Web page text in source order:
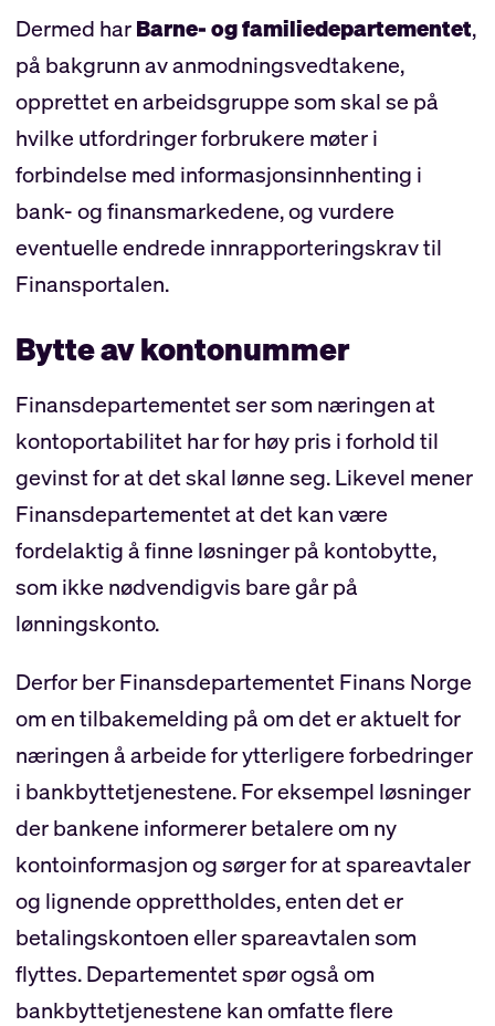
Dermed harBarne- og familiedepartementet,
på bakgrunn av anmodningsvedtakene,
opprettet en arbeidsgruppe som skal se på
hvilke utfordringer forbrukere møter i
forbindelse med informasjonsinnhenting i
bank- og finansmarkedene, og vurdere
eventuelle endrede innrapporteringskrav til
Finansportalen.
Bytte av kontonummer
Finansdepartementet ser som næringen at
kontoportabilitet har for høy pris i forhold til
gevinst for at det skal lønne seg. Likevel mener
Finansdepartementet at det kan være
fordelaktig å finne løsninger på kontobytte,
som ikke nødvendigvis bare går på
lønningskonto.
Derfor ber Finansdepartementet Finans Norge
om en tilbakemelding på om det er aktuelt for
næringen å arbeide for ytterligere forbedringer
i bankbyttetjenestene. For eksempel løsninger
der bankene informerer betalere om ny
kontoinformasjon og sørger for at spareavtaler
og lignende opprettholdes, enten det er
betalingskontoen eller spareavtalen som
flyttes. Departementet spør også om
bankbyttetjenestene kan omfatte flere